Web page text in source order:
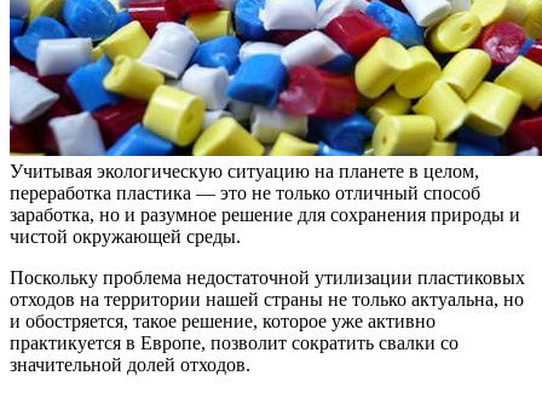
Учитывая экологическую ситуацию на планете в целом,
переработка пластика — это не только отличный способ
заработка, но и разумное решение для сохранения природы и
чистой окружающей среды.
Поскольку проблема недостаточной утилизации пластиковых
отходов на территории нашей страны не только актуальна, но
и обостряется, такое решение, которое уже активно
практикуется в Европе, позволит сократить свалки со
значительной долей отходов.